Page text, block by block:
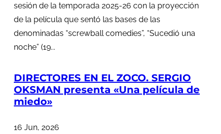
sesión de la temporada 2025-26 con la proyección
de la película que sentó las bases de las
denominadas “screwball comedies”, “Sucedió una
noche” (19...
DIRECTORES EN EL ZOCO. SERGIO
OKSMAN presenta «Una película de
miedo»
16 Jun, 2026